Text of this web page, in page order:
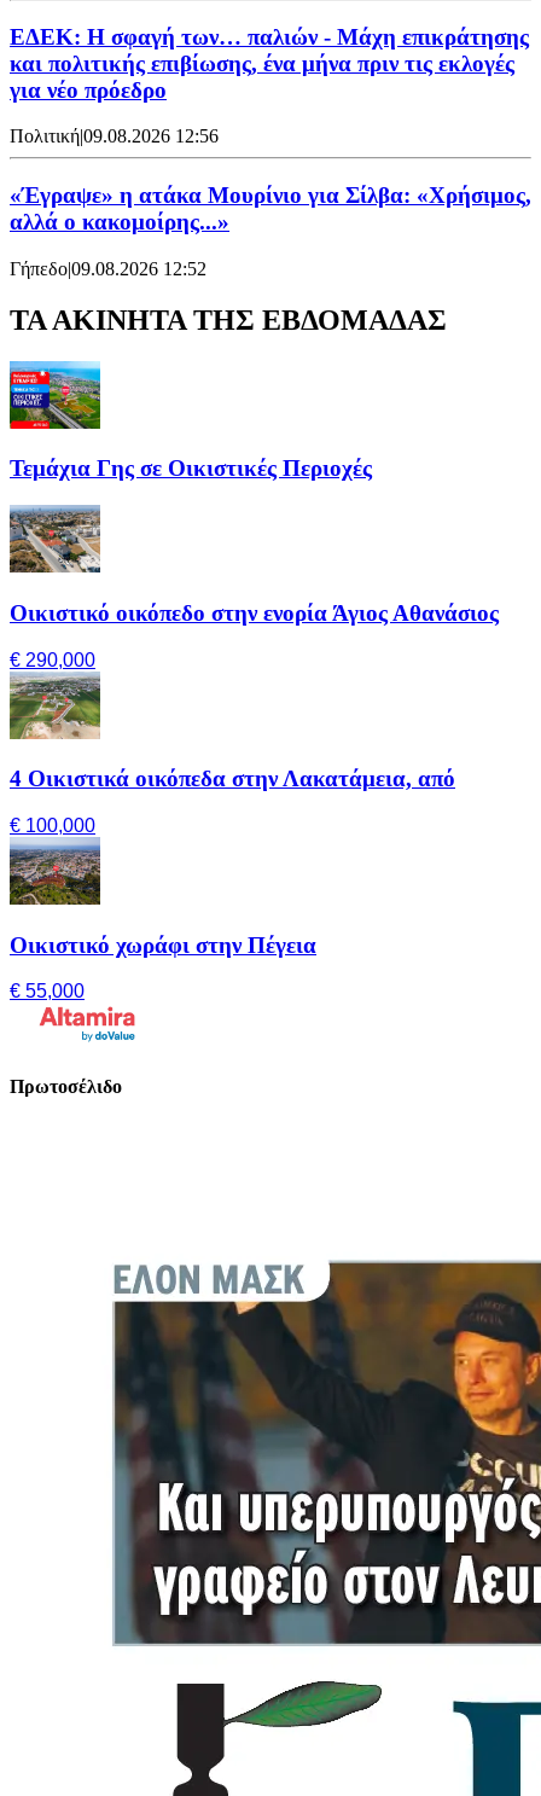
ΕΔΕΚ: Η σφαγή των… παλιών - Μάχη επικράτησης
και πολιτικής επιβίωσης, ένα μήνα πριν τις εκλογές
για νέο πρόεδρο
Πολιτική|09.08.2026 12:56
«Έγραψε» η ατάκα Μουρίνιο για Σίλβα: «Χρήσιμος,
αλλά ο κακομοίρης...»
Γήπεδο|09.08.2026 12:52
ΤΑ ΑΚΙΝΗΤΑ ΤΗΣ ΕΒΔΟΜΑΔΑΣ
Τεμάχια Γης σε Οικιστικές Περιοχές
Οικιστικό οικόπεδο στην ενορία Άγιος Αθανάσιος
€ 290,000
4 Οικιστικά οικόπεδα στην Λακατάμεια, από
€ 100,000
Οικιστικό χωράφι στην Πέγεια
€ 55,000
Πρωτοσέλιδο